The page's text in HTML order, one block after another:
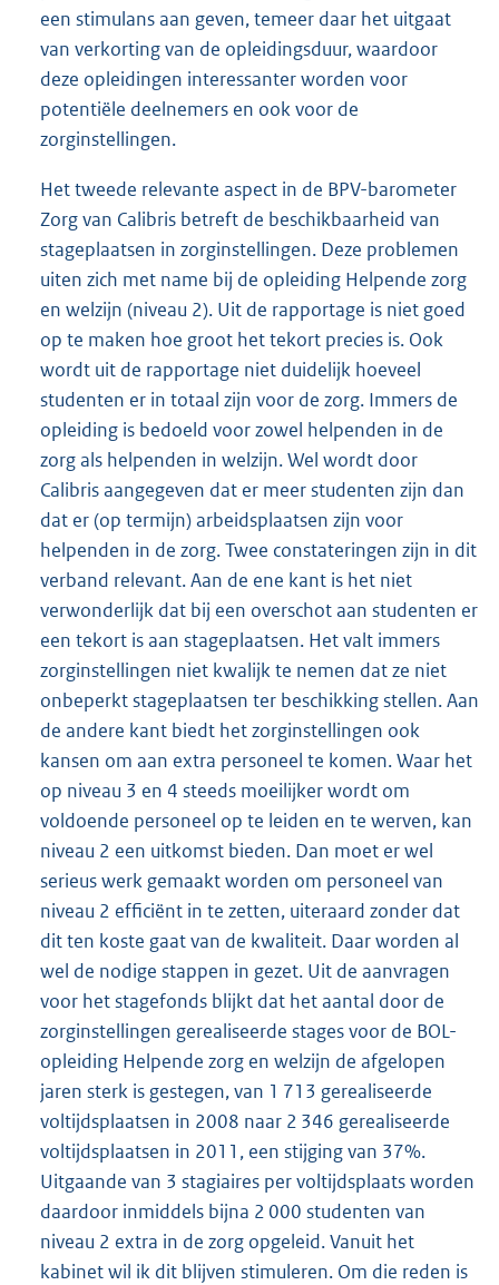
een stimulans aan geven, temeer daar het uitgaat
van verkorting van de opleidingsduur, waardoor
deze opleidingen interessanter worden voor
potentiële deelnemers en ook voor de
zorginstellingen.
Het tweede relevante aspect in de BPV-barometer
Zorg van Calibris betreft de beschikbaarheid van
stageplaatsen in zorginstellingen. Deze problemen
uiten zich met name bij de opleiding Helpende zorg
en welzijn (niveau 2). Uit de rapportage is niet goed
op te maken hoe groot het tekort precies is. Ook
wordt uit de rapportage niet duidelijk hoeveel
studenten er in totaal zijn voor de zorg. Immers de
opleiding is bedoeld voor zowel helpenden in de
zorg als helpenden in welzijn. Wel wordt door
Calibris aangegeven dat er meer studenten zijn dan
dat er (op termijn) arbeidsplaatsen zijn voor
helpenden in de zorg. Twee constateringen zijn in dit
verband relevant. Aan de ene kant is het niet
verwonderlijk dat bij een overschot aan studenten er
een tekort is aan stageplaatsen. Het valt immers
zorginstellingen niet kwalijk te nemen dat ze niet
onbeperkt stageplaatsen ter beschikking stellen. Aan
de andere kant biedt het zorginstellingen ook
kansen om aan extra personeel te komen. Waar het
op niveau 3 en 4 steeds moeilijker wordt om
voldoende personeel op te leiden en te werven, kan
niveau 2 een uitkomst bieden. Dan moet er wel
serieus werk gemaakt worden om personeel van
niveau 2 efficiënt in te zetten, uiteraard zonder dat
dit ten koste gaat van de kwaliteit. Daar worden al
wel de nodige stappen in gezet. Uit de aanvragen
voor het stagefonds blijkt dat het aantal door de
zorginstellingen gerealiseerde stages voor de BOL-
opleiding Helpende zorg en welzijn de afgelopen
jaren sterk is gestegen, van 1 713 gerealiseerde
voltijdsplaatsen in 2008 naar 2 346 gerealiseerde
voltijdsplaatsen in 2011, een stijging van 37%.
Uitgaande van 3 stagiaires per voltijdsplaats worden
daardoor inmiddels bijna 2 000 studenten van
niveau 2 extra in de zorg opgeleid. Vanuit het
kabinet wil ik dit blijven stimuleren. Om die reden is